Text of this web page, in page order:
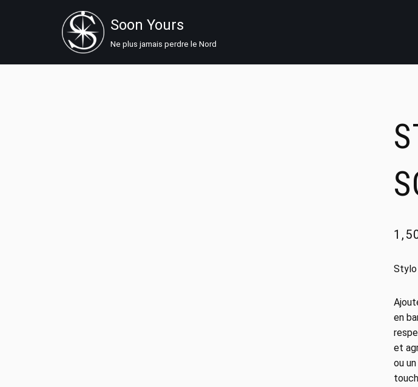
contenu
Soon Yours
Ne plus jamais perdre le Nord
Stylo
en
et
ou